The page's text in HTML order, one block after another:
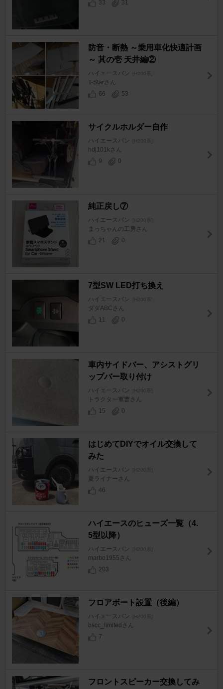
33
31
防音・断熱 ～乗用車化快適計画
～ 其の壱 天井編②
ハイエースバン
T-Starさん
66
53
サイクルホルダー自作
ハイエースバン
hdj101kさん
9
0
純正戻し⑦
ハイエースバン
まっちゃんの工房さん
21
0
7型SW LED打ち換え
ハイエースバン
ダダABCさん
11
0
車内サイドバー、アシストグリ
ップバー取り付け
ハイエースバン
トラクター軍曹さん
15
0
はじめてDIYでオイル交換して
みた
ハイエースバン
夏ライナーさん
46
ハイエースのヒューズ一覧（4.
5型以降）
ハイエースバン
marbo1955さん
203
フロアボート設置（後編）
ハイエースバン
bscc_limitedさん
7
フロントスピーカー交換してみ